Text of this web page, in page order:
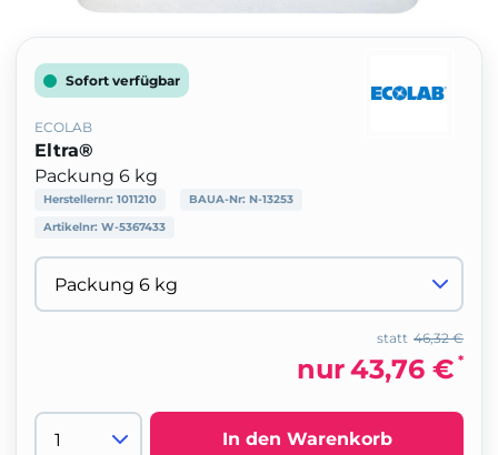
Sofort verfügbar
ECOLAB
Eltra®
Packung 6 kg
Herstellernr: 1011210 BAUA-Nr: N-13253
Artikelnr: W-5367433
46,32 €
statt
nur43,76 € *
In den Warenkorb